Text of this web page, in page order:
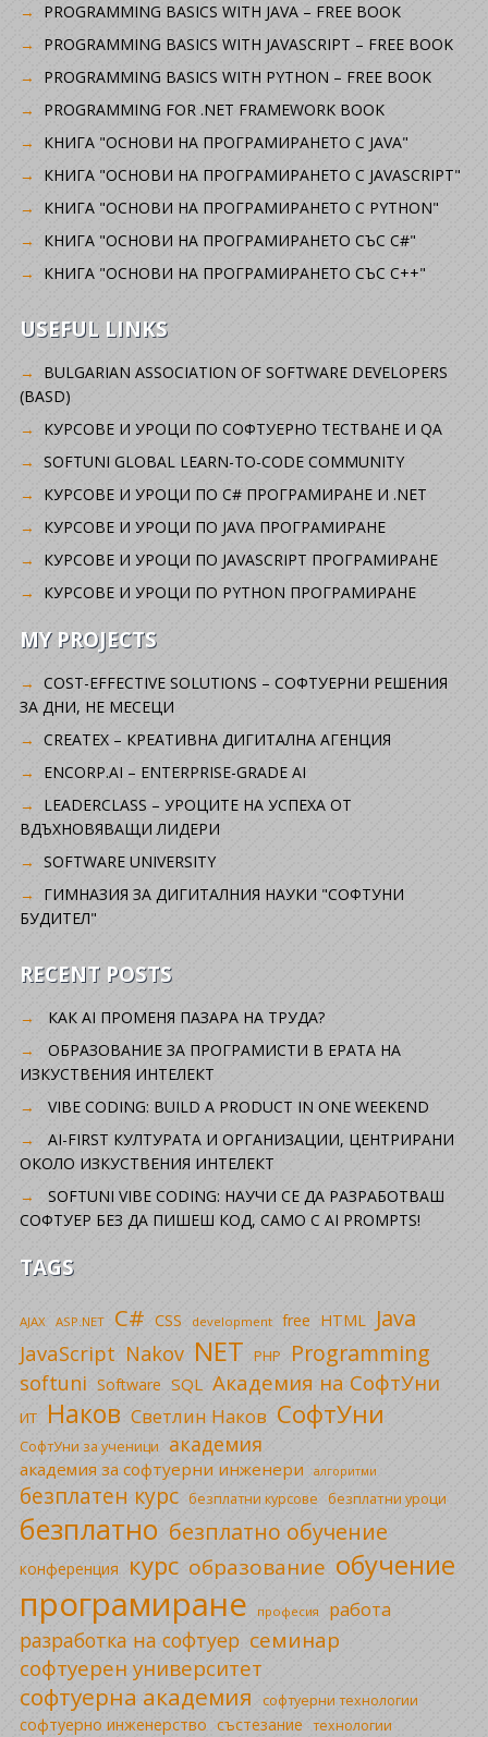
PROGRAMMING BASICS WITH JAVA – FREE BOOK
PROGRAMMING BASICS WITH JAVASCRIPT – FREE BOOK
PROGRAMMING BASICS WITH PYTHON – FREE BOOK
PROGRAMMING FOR .NET FRAMEWORK BOOK
КНИГА "ОСНОВИ НА ПРОГРАМИРАНЕТО С JAVA"
КНИГА "ОСНОВИ НА ПРОГРАМИРАНЕТО С JAVASCRIPT"
КНИГА "ОСНОВИ НА ПРОГРАМИРАНЕТО С PYTHON"
КНИГА "ОСНОВИ НА ПРОГРАМИРАНЕТО СЪС C#"
КНИГА "ОСНОВИ НА ПРОГРАМИРАНЕТО СЪС C++"
USEFUL LINKS
BULGARIAN ASSOCIATION OF SOFTWARE DEVELOPERS
(BASD)
KУРСОВЕ И УРОЦИ ПО СОФТУЕРНО ТЕСТВАНЕ И QA
SOFTUNI GLOBAL LEARN-TO-CODE COMMUNITY
КУРСОВЕ И УРОЦИ ПО C# ПРОГРАМИРАНЕ И .NET
КУРСОВЕ И УРОЦИ ПО JAVA ПРОГРАМИРАНЕ
КУРСОВЕ И УРОЦИ ПО JAVASCRIPT ПРОГРАМИРАНЕ
КУРСОВЕ И УРОЦИ ПО PYTHON ПРОГРАМИРАНЕ
MY PROJECTS
COST-EFFECTIVE SOLUTIONS – СОФТУЕРНИ РЕШЕНИЯ
ЗА ДНИ, НЕ МЕСЕЦИ
CREATEX – КРЕАТИВНА ДИГИТАЛНА АГЕНЦИЯ
ENCORP.AI – ENTERPRISE-GRADE AI
LEADERCLASS – УРОЦИТЕ НА УСПЕХА ОТ
ВДЪХНОВЯВАЩИ ЛИДЕРИ
SOFTWARE UNIVERSITY
ГИМНАЗИЯ ЗА ДИГИТАЛНИЯ НАУКИ "СОФТУНИ
БУДИТЕЛ"
RECENT POSTS
КАК AI ПРОМЕНЯ ПАЗАРА НА ТРУДА?
ОБРАЗОВАНИЕ ЗА ПРОГРАМИСТИ В ЕРАТА НА
ИЗКУСТВЕНИЯ ИНТЕЛЕКТ
VIBE CODING: BUILD A PRODUCT IN ONE WEEKEND
AI-FIRST КУЛТУРАТА И ОРГАНИЗАЦИИ, ЦЕНТРИРАНИ
ОКОЛО ИЗКУСТВЕНИЯ ИНТЕЛЕКТ
SOFTUNI VIBE CODING: НАУЧИ СЕ ДА РАЗРАБОТВАШ
СОФТУЕР БЕЗ ДА ПИШЕШ КОД, САМО С AI PROMPTS!
TAGS
AJAX ASP.NET C# CSS development free HTML Java
JavaScript Nakov NET PHP Programming
softuni Software SQL Академия на СофтУни
ИТ Наков Светлин Наков СофтУни
СофтУни за ученици академия
академия за софтуерни инженери алгоритми
безплатен курс безплатни курсове безплатни уроци
безплатно безплатно обучение
конференция курс образование обучение
програмиране професия работа
разработка на софтуер семинар
софтуерен университет
софтуерна академия софтуерни технологии
софтуерно инженерство състезание технологии